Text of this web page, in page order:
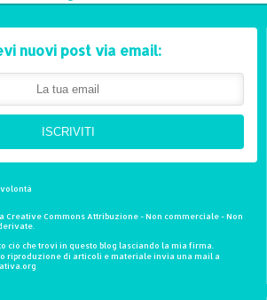
nuovi post via email:
ISCRIVITI
Creative Commons Attribuzione - Non commerciale - Non
ciò che trovi in questo blog lasciando la mia firma.
riproduzione di articoli e materiale invia una mail a